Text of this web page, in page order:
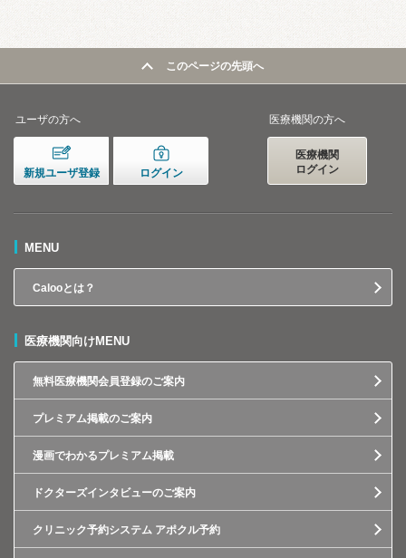
このページの先頭へ
ユーザの方へ
新規ユーザ登録 ログイン
医療機関の方へ
医療機関
ログイン
MENU
Calooとは？
医療機関向けMENU
無料医療機関会員登録のご案内
プレミアム掲載のご案内
漫画でわかるプレミアム掲載
ドクターズインタビューのご案内
クリニック予約システム アポクル予約